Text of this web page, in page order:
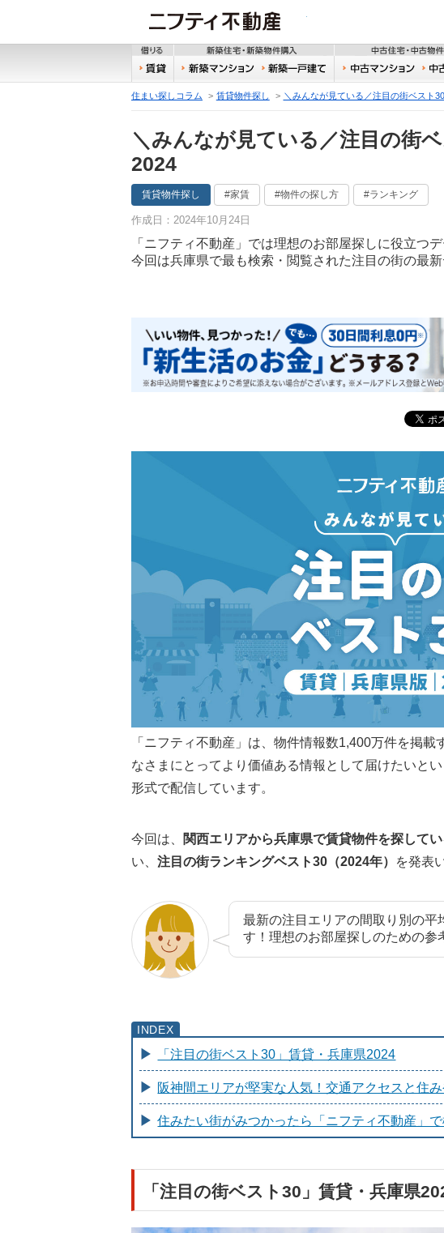
借りる 新築住宅・新築物件
賃貸
新築マンション 新築一戸建て 中
住まい探しコラム 賃貸物件探し ＼みんなが見ている／注目の街ベスト
＼みんなが見ている／注目の街
2024
賃貸物件探し #家賃 #物件の探し方 #ランキング
作成日：2024年10月24日
「ニフティ不動産」では理想のお部屋探しに役立つ
今回は兵庫県で最も検索・閲覧された注目の街の最
「ニフティ不動産」は、物件情報数1,400万件を掲
なさまにとってより価値ある情報として届けたいと
形式で配信しています。
今回は、 関西エリアから兵庫県で賃貸物件を探して
い、 注目の街ランキングベスト30（2024年） を発表
最新の注目エリアの間取り別の
す！理想のお部屋探しのための参
「注目の街ベスト30」賃貸・兵庫県2024
阪神間エリアが堅実な人気！交通アクセスと住
住みたい街がみつかったら「ニフティ不動産」で
「注目の街ベスト30」賃貸・兵庫県